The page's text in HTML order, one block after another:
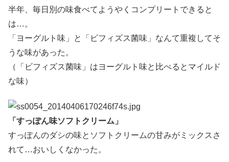
半年、毎日別の味食べてようやくコンプリートできると
は…。
「ヨーグルト味」と「ビフィズス菌味」なんて重複してそ
うな味があった。
（「ビフィズス菌味」はヨーグルト味と比べるとマイルド
な味）
「すっぽん味ソフトクリーム」
すっぽんのダシの味とソフトクリームの甘みがミックスさ
れて…おいしくなかった。